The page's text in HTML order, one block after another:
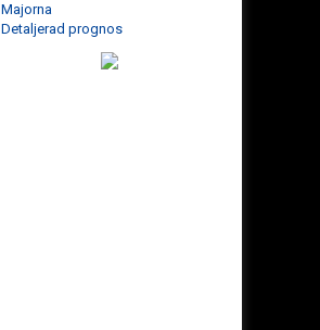
Majorna
Detaljerad prognos